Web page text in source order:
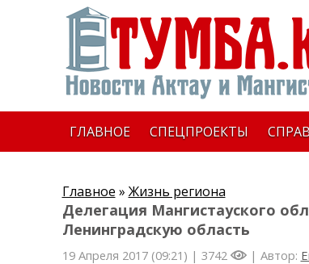
ГЛАВНОЕ СПЕЦПРОЕКТЫ
Главное » Жизнь региона
Делегация Мангистауского
Ленинградскую область
19 Апреля 2017 (09:21) | 3742 | Автор: